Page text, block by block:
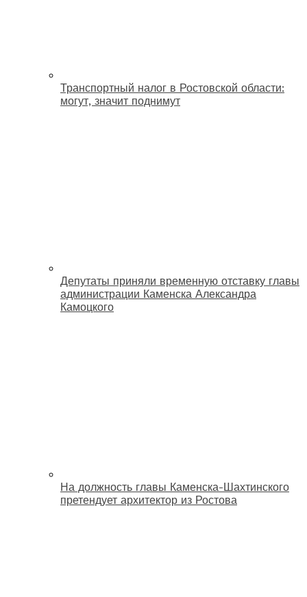
Транспортный налог в Ростовской области:
могут, значит поднимут
Депутаты приняли временную отставку главы
администрации Каменска Александра
Камоцкого
На должность главы Каменска-Шахтинского
претендует архитектор из Ростова